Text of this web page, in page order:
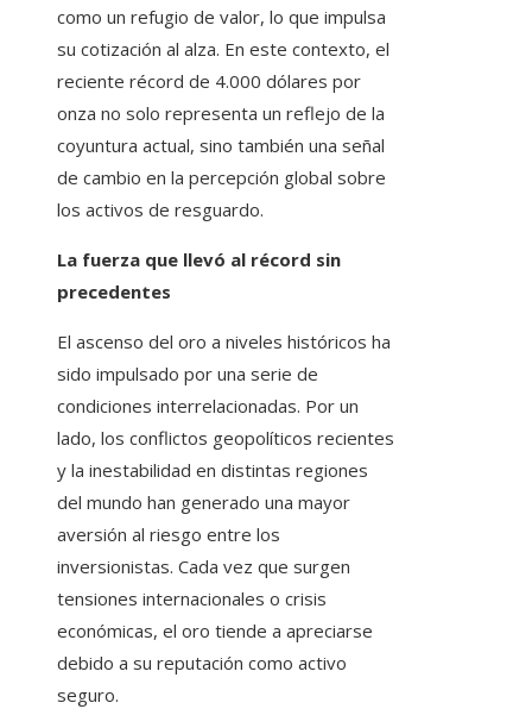
como un refugio de valor, lo que impulsa
su cotización al alza. En este contexto, el
reciente récord de 4.000 dólares por
onza no solo representa un reflejo de la
coyuntura actual, sino también una señal
de cambio en la percepción global sobre
los activos de resguardo.
La fuerza que llevó al récord sin
precedentes
El ascenso del oro a niveles históricos ha
sido impulsado por una serie de
condiciones interrelacionadas. Por un
lado, los conflictos geopolíticos recientes
y la inestabilidad en distintas regiones
del mundo han generado una mayor
aversión al riesgo entre los
inversionistas. Cada vez que surgen
tensiones internacionales o crisis
económicas, el oro tiende a apreciarse
debido a su reputación como activo
seguro.